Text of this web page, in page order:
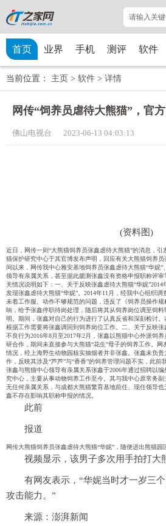
首页 业界 手机 测评 软件
当前位置： 主页 > 软件 > 详情
网传“饲养员虐待大熊猫”，官
佛山电视台 2023-06-13 04:03:13
(资料图)
近日，网传一则“大熊猫饲养员张鑫虐待大熊猫”的消息，引
猫保护研究中心于其官博发布声明，回应有关大熊猫饲养员
间以来，网传我中心雅安基地饲养员张鑫虐待大熊猫“华妮
领导有亲属关系，甚至据此臆测张鑫没有资格申报职称评
关情况说明如下： 一、关于反映张鑫虐待大熊猫“华妮”2014
发现张鑫虐待大熊猫“华妮”。2014年11月，经我中心组织
未着工作服、动作不够规范的问题，违反了《饲养员操作
响，给予张鑫停职待岗处理，随后将其从饲养岗位调至饲
明。期间，张鑫对自己的行为进行了认真反省和深刻检讨
根据工作需要将张鑫调回到饲养岗位工作。 二、关于反映
不良行为2016年8月至2017年2月，张鑫以熊猫中心外派饲
研合作，期间未直接参与大熊猫“花生”母子的饲养工作。
情况，经上海野生动物园核实抽烟者并非张鑫。张鑫未负责
作，反映其涉及“芦芦”与“香香”的饲养管理问题不实，此前
张鑫与熊猫中心领导有亲属关系张鑫于2006年通过招聘以
究中心，主要从事动物饲养工作至今。其与我中心原常务
无任何亲属关系，与成都大熊猫繁育基地前任、现任领导
鑫不存在影响其职称申报的情况。
此前
报道
网传大熊猫饲养员张鑫虐待大熊猫“华妮”，随便进出熊猫园
视频显示，该男子多次用手拍打大
有网友表示，“华妮当时才一岁三
攻击能力。”
来源：澎湃新闻